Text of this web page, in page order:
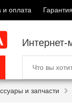
и оплата
и запчасти